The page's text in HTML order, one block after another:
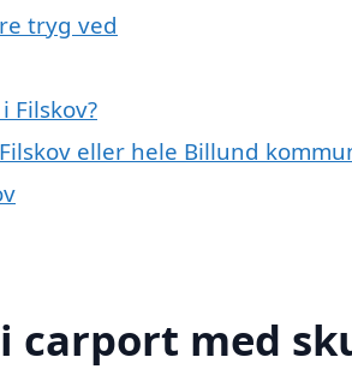
tryg ved
Filskov?
eller hele Billund
carport med